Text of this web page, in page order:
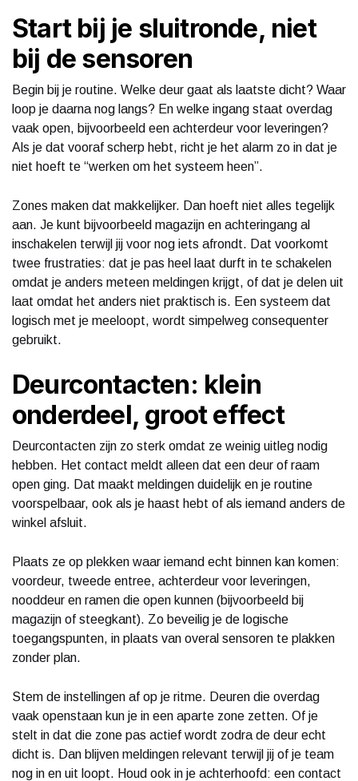
Start bij je sluitronde, niet
bij de sensoren
Begin bij je routine. Welke deur gaat als laatste dicht? Waar
loop je daarna nog langs? En welke ingang staat overdag
vaak open, bijvoorbeeld een achterdeur voor leveringen?
Als je dat vooraf scherp hebt, richt je het alarm zo in dat je
niet hoeft te “werken om het systeem heen”.
Zones maken dat makkelijker. Dan hoeft niet alles tegelijk
aan. Je kunt bijvoorbeeld magazijn en achteringang al
inschakelen terwijl jij voor nog iets afrondt. Dat voorkomt
twee frustraties: dat je pas heel laat durft in te schakelen
omdat je anders meteen meldingen krijgt, of dat je delen uit
laat omdat het anders niet praktisch is. Een systeem dat
logisch met je meeloopt, wordt simpelweg consequenter
gebruikt.
Deurcontacten: klein
onderdeel, groot effect
Deurcontacten zijn zo sterk omdat ze weinig uitleg nodig
hebben. Het contact meldt alleen dat een deur of raam
open ging. Dat maakt meldingen duidelijk en je routine
voorspelbaar, ook als je haast hebt of als iemand anders de
winkel afsluit.
Plaats ze op plekken waar iemand echt binnen kan komen:
voordeur, tweede entree, achterdeur voor leveringen,
nooddeur en ramen die open kunnen (bijvoorbeeld bij
magazijn of steegkant). Zo beveilig je de logische
toegangspunten, in plaats van overal sensoren te plakken
zonder plan.
Stem de instellingen af op je ritme. Deuren die overdag
vaak openstaan kun je in een aparte zone zetten. Of je
stelt in dat die zone pas actief wordt zodra de deur echt
dicht is. Dan blijven meldingen relevant terwijl jij of je team
nog in en uit loopt. Houd ook in je achterhoofd: een contact